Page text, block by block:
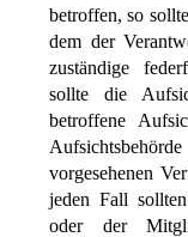
betroffen, so
dem der
zuständige
sollte die
betroffene
vorgesehenen
jeden Fall
oder der